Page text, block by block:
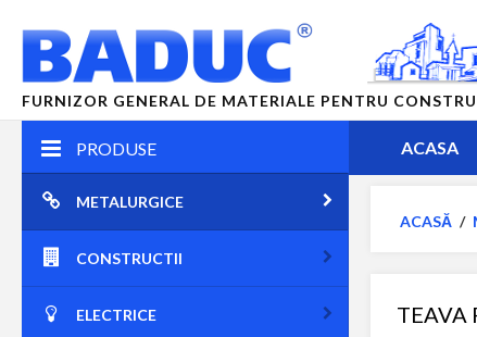
FURNIZOR GENERAL DE MATERIALE PENTRU
PRODUSE
METALURGICE
CONSTRUCTII
ELECTRICE
ACASA
ACASĂ /
TEAVA